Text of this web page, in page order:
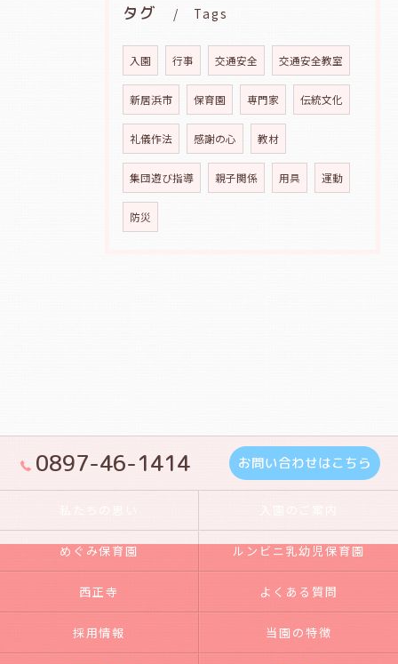
タグ Tags
入園 行事 交通安全 交通安全教室
新居浜市 保育園 専門家 伝統文化
礼儀作法 感謝の心 教材
集団遊び指導 親子関係 用具 運動
防災
0897-46-1414 お問い合わせはこちら
めぐみ保育園 ルンビニ乳幼児保育園
西正寺 よくある質問
採用情報 当園の特徴